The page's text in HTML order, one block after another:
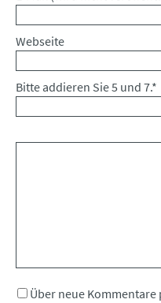
Webseite
Bitte addieren Sie 5 und 7.*
Über neue